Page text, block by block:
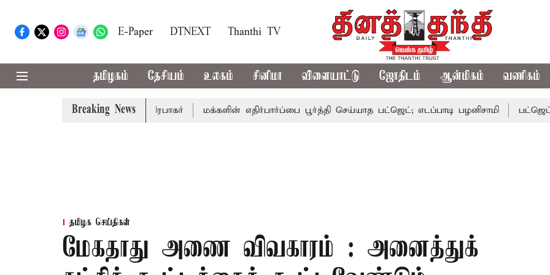
E-Paper DTNEXT Thanthi TV
தமிழகம் தேசியம் உலகம் சினிமா விளையாட்டு ஜோதிடம் ஆன்மிகம் வணிகம்
Breaking News
ஜே.சி.டி.பிரபாகர் மக்களின் எதிர்பார்ப்பை பூர்த்தி செய்யாத பட்ஜெட்; எடப்பாடி பழனிசாமி பட்ஜெட்டில்
தமிழக செய்திகள்
மேகதாது அணை விவகாரம் : அனைத்துக்